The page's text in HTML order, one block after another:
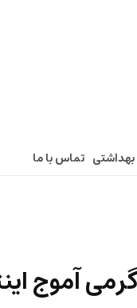
تماس با ما
آموج